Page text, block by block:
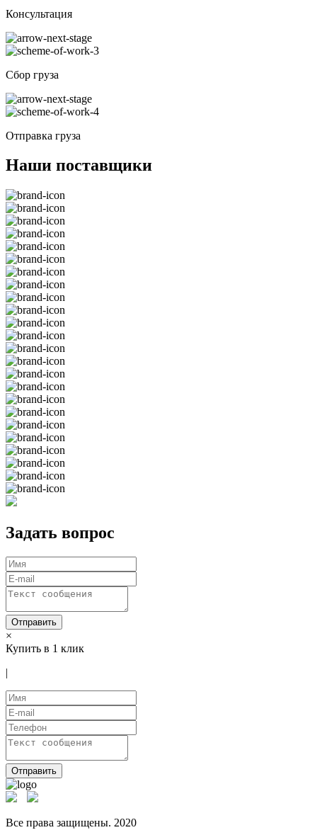
Консультация
Сбор груза
Отправка груза
Наши поставщики
Задать вопрос
Отправить
×
Купить в 1 клик
|
Отправить
Все права защищены. 2020